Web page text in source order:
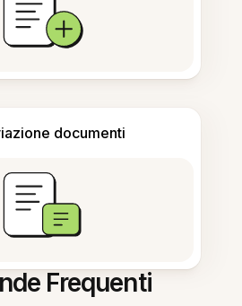
documenti
Frequenti